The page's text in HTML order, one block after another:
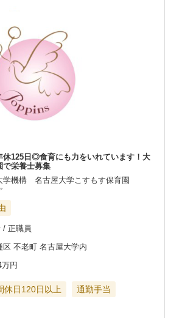
休125日◎食育にも力をいれています！大
で栄養士募集
学機構 名古屋大学こすもす保育園
/ 正職員
不老町 名古屋大学内
万円
休日120日以上
通勤手当